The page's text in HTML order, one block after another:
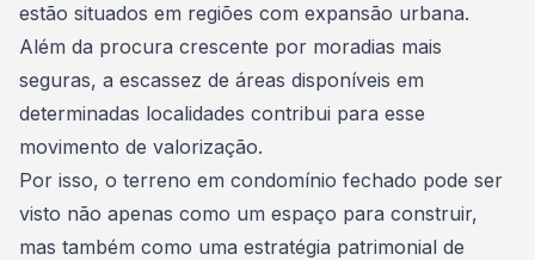
estão situados em regiões com expansão urbana.
Além da procura crescente por moradias mais
seguras, a escassez de áreas disponíveis em
determinadas localidades contribui para esse
movimento de valorização.
Por isso, o terreno em condomínio fechado pode ser
visto não apenas como um espaço para construir,
mas também como uma estratégia patrimonial de